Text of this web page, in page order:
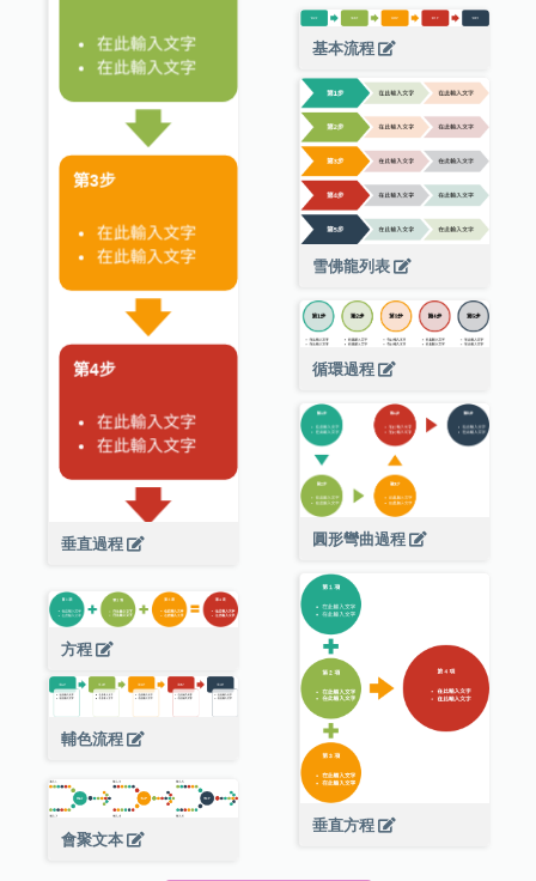
垂直過程
基本流程
雪佛龍列表
循環過程
圓形彎曲過程
垂直方程
方程
輔色流程
會聚文本